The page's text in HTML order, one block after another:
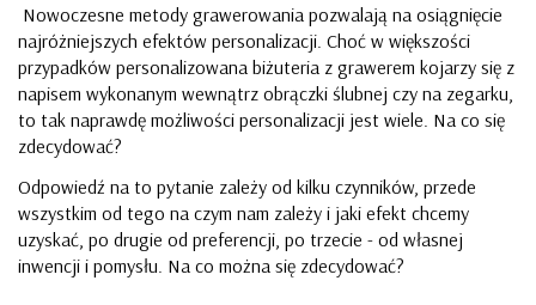
Nowoczesne metody grawerowania pozwalają na osiągnięcie
najróżniejszych efektów personalizacji. Choć w większości
przypadków personalizowana biżuteria z grawerem kojarzy się z
napisem wykonanym wewnątrz obrączki ślubnej czy na zegarku,
to tak naprawdę możliwości personalizacji jest wiele. Na co się
zdecydować?
Odpowiedź na to pytanie zależy od kilku czynników, przede
wszystkim od tego na czym nam zależy i jaki efekt chcemy
uzyskać, po drugie od preferencji, po trzecie - od własnej
inwencji i pomysłu. Na co można się zdecydować?